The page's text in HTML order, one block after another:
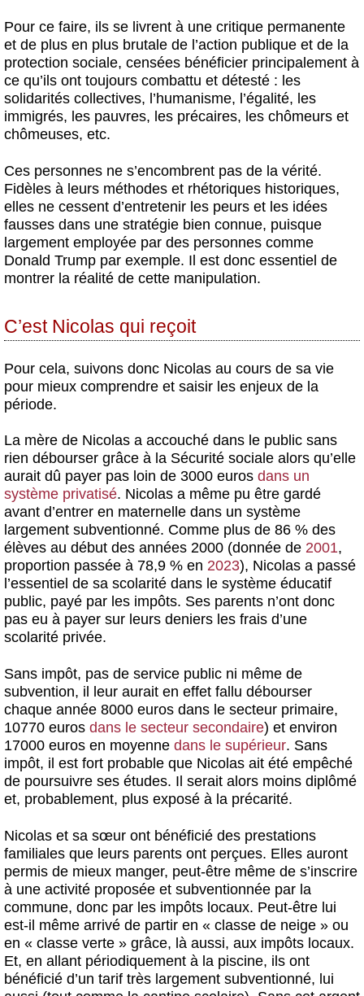
Pour ce faire, ils se livrent à une critique permanente
et de plus en plus brutale de l’action publique et de la
protection sociale, censées bénéficier principalement à
ce qu’ils ont toujours combattu et détesté : les
solidarités collectives, l’humanisme, l’égalité, les
immigrés, les pauvres, les précaires, les chômeurs et
chômeuses, etc.
Ces personnes ne s’encombrent pas de la vérité.
Fidèles à leurs méthodes et rhétoriques historiques,
elles ne cessent d’entretenir les peurs et les idées
fausses dans une stratégie bien connue, puisque
largement employée par des personnes comme
Donald Trump par exemple. Il est donc essentiel de
montrer la réalité de cette manipulation.
C’est Nicolas qui reçoit
Pour cela, suivons donc Nicolas au cours de sa vie
pour mieux comprendre et saisir les enjeux de la
période.
La mère de Nicolas a accouché dans le public sans
rien débourser grâce à la Sécurité sociale alors qu’elle
aurait dû payer pas loin de 3000 euros dans un
système privatisé. Nicolas a même pu être gardé
avant d’entrer en maternelle dans un système
largement subventionné. Comme plus de 86 % des
élèves au début des années 2000 (donnée de 2001,
proportion passée à 78,9 % en 2023), Nicolas a passé
l’essentiel de sa scolarité dans le système éducatif
public, payé par les impôts. Ses parents n’ont donc
pas eu à payer sur leurs deniers les frais d’une
scolarité privée.
Sans impôt, pas de service public ni même de
subvention, il leur aurait en effet fallu débourser
chaque année 8000 euros dans le secteur primaire,
10770 euros dans le secteur secondaire) et environ
17000 euros en moyenne dans le supérieur. Sans
impôt, il est fort probable que Nicolas ait été empêché
de poursuivre ses études. Il serait alors moins diplômé
et, probablement, plus exposé à la précarité.
Nicolas et sa sœur ont bénéficié des prestations
familiales que leurs parents ont perçues. Elles auront
permis de mieux manger, peut-être même de s’inscrire
à une activité proposée et subventionnée par la
commune, donc par les impôts locaux. Peut-être lui
est-il même arrivé de partir en « classe de neige » ou
en « classe verte » grâce, là aussi, aux impôts locaux.
Et, en allant périodiquement à la piscine, ils ont
bénéficié d’un tarif très largement subventionné, lui